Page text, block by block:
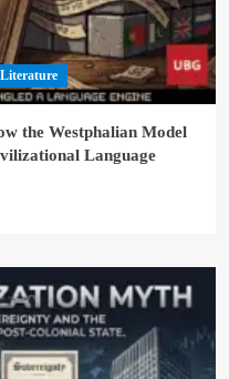
the Westphalian Model
Language